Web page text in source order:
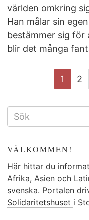
världen omkring
Han målar sin
bestämmer sig för
blir det många
1 2
SÖKFORMULÄR
VÄLKOMMEN!
Här hittar du
Afrika, Asien och
svenska. Portalen
Solidaritetshuset i